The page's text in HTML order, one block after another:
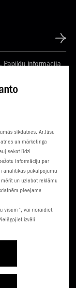
sīkdatnes. Ar Jūsu
un mārketinga
sekot līdzi
informāciju par
analītikas pakalpojumu
un uzlabot reklāmu
pieejama
visām", vai noraidiet
izvēli
Papildu informācija
NORIETS